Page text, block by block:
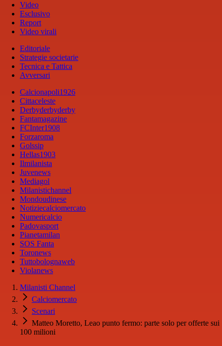
Video
Esclusivo
Report
Video virali
Editoriale
Strategie societarie
Tecnica e Tattica
Avversari
Calcionapoli1926
Cittaceleste
Derbyderbyderby
Fantamagazine
FCInter1908
Forzaroma
Golssip
Hellas1903
Ilmilanista
Juvenews
Mediagol
Milanistichannel
Mondoudinese
Notiziecalciomercato
Numericalcio
Padovasport
Pianetamilan
SOS Fanta
Toronews
Tuttobolognaweb
Violanews
Milanisti Channel
Calciomercato
Scenari
Matteo Moretto, Leao punto fermo: parte solo per offerte sui
100 milioni